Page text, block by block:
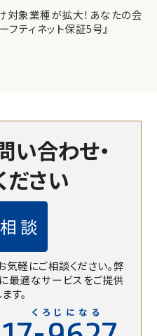
対象業種が拡大！あなたの会
フティネット保証5号』
い合わせ・
ださい
談
軽にご相談ください。弊
最適なサービスをご提供
す。
くろじになる